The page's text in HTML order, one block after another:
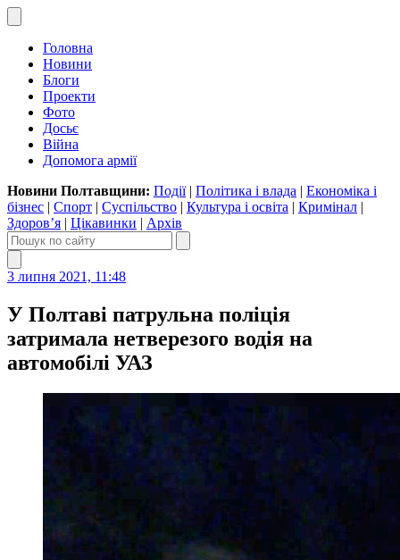
Головна
Новини
Блоги
Проекти
Фото
Досьє
Війна
Допомога армії
Новини Полтавщини: Події| Політика і влада | Економіка і
бізнес | Спорт | Суспільство | Культура і освіта | Кримінал |
Здоров’я | Цікавинки | Архів
3 липня 2021, 11:48
У Полтаві патрульна поліція
затримала нетверезого водія на
автомобілі УАЗ